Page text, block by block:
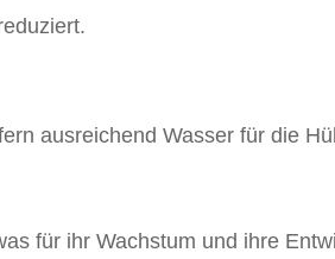
ausreichend Wasser für die
für ihr Wachstum und ihre